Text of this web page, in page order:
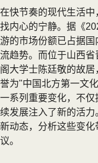
在快节奏的现代生活
找内心的宁静。据《
游的市场份额已占据
流趋势。而位于山西
阁大学士陈廷敬的故
誉为"中国北方第一文
一系列重要变化，不
续发展注入了新的活
新动态，分析这些变
议。